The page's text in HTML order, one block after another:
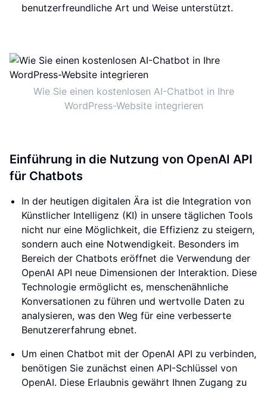
benutzerfreundliche Art und Weise unterstützt.
Wie Sie einen kostenlosen AI-Chatbot in Ihre
WordPress-Website integrieren
Einführung in die Nutzung von OpenAI API
für Chatbots
In der heutigen digitalen Ära ist die Integration von
Künstlicher Intelligenz (KI) in unsere täglichen Tools
nicht nur eine Möglichkeit, die Effizienz zu steigern,
sondern auch eine Notwendigkeit. Besonders im
Bereich der Chatbots eröffnet die Verwendung der
OpenAI API neue Dimensionen der Interaktion. Diese
Technologie ermöglicht es, menschenähnliche
Konversationen zu führen und wertvolle Daten zu
analysieren, was den Weg für eine verbesserte
Benutzererfahrung ebnet.
Um einen Chatbot mit der OpenAI API zu verbinden,
benötigen Sie zunächst einen API-Schlüssel von
OpenAI. Diese Erlaubnis gewährt Ihnen Zugang zu